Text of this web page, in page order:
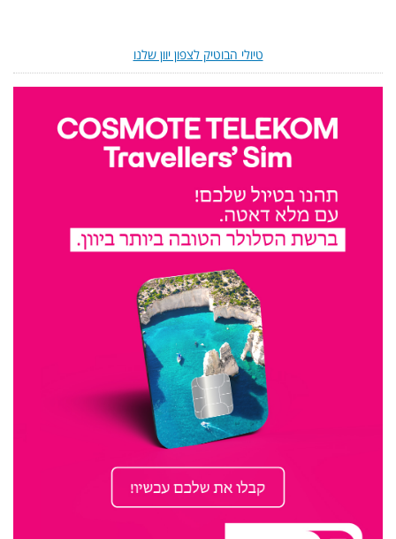
טיולי הבוטיק לצפון יוון שלנו